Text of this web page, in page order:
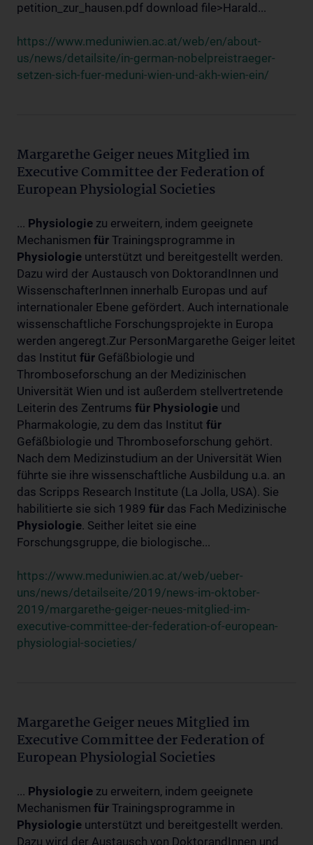
petition_zur_hausen.pdf download file>Harald...
https://www.meduniwien.ac.at/web/en/about-
us/news/detailsite/in-german-nobelpreistraeger-
setzen-sich-fuer-meduni-wien-und-akh-wien-ein/
Margarethe Geiger neues Mitglied im
Executive Committee der Federation of
European Physiologial Societies
... Physiologie zu erweitern, indem geeignete
Mechanismen für Trainingsprogramme in
Physiologie unterstützt und bereitgestellt werden.
Dazu wird der Austausch von DoktorandInnen und
WissenschafterInnen innerhalb Europas und auf
internationaler Ebene gefördert. Auch internationale
wissenschaftliche Forschungsprojekte in Europa
werden angeregt.Zur PersonMargarethe Geiger leitet
das Institut für Gefäßbiologie und
Thromboseforschung an der Medizinischen
Universität Wien und ist außerdem stellvertretende
Leiterin des Zentrums für Physiologie und
Pharmakologie, zu dem das Institut für
Gefäßbiologie und Thromboseforschung gehört.
Nach dem Medizinstudium an der Universität Wien
führte sie ihre wissenschaftliche Ausbildung u.a. an
das Scripps Research Institute (La Jolla, USA). Sie
habilitierte sie sich 1989 für das Fach Medizinische
Physiologie. Seither leitet sie eine
Forschungsgruppe, die biologische...
https://www.meduniwien.ac.at/web/ueber-
uns/news/detailseite/2019/news-im-oktober-
2019/margarethe-geiger-neues-mitglied-im-
executive-committee-der-federation-of-european-
physiologial-societies/
Margarethe Geiger neues Mitglied im
Executive Committee der Federation of
European Physiologial Societies
... Physiologie zu erweitern, indem geeignete
Mechanismen für Trainingsprogramme in
Physiologie unterstützt und bereitgestellt werden.
Dazu wird der Austausch von DoktorandInnen und